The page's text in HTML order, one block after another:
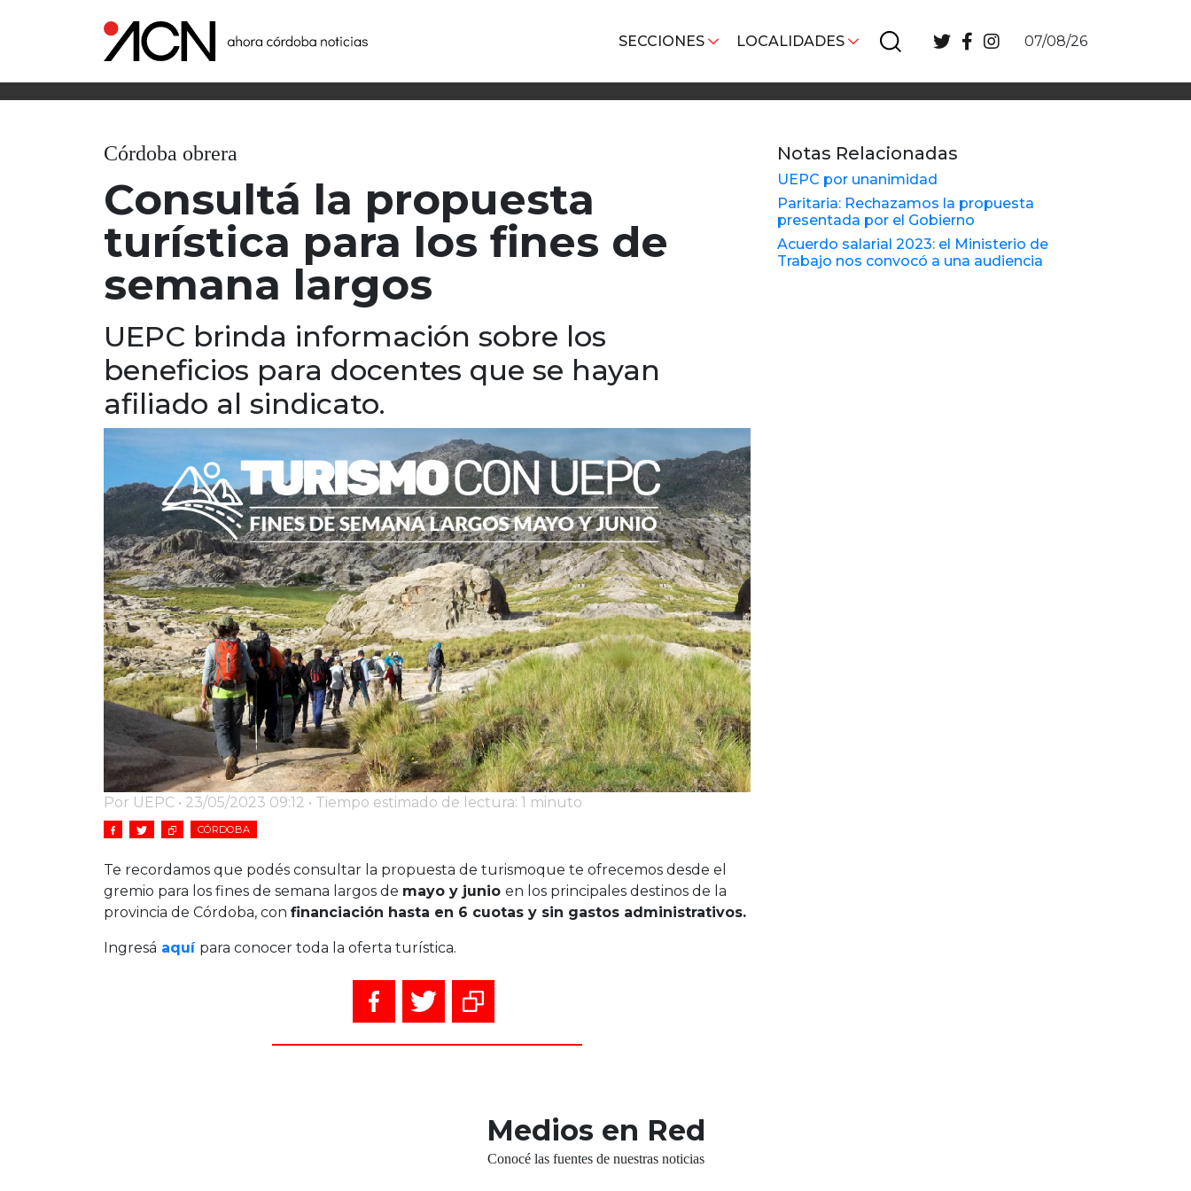
SECCIONES LOCALIDADES 07/08/26
Córdoba obrera
Consultá la propuesta
turística para los fines de
semana largos
UEPC brinda información sobre los
beneficios para docentes que se hayan
afiliado al sindicato.
Por UEPC • 23/05/2023 09:12 • Tiempo estimado de lectura: 1 minuto
CÓRDOBA
Te recordamos que podés consultar la propuesta de turismoque te ofrecemos desde el
gremio para los fines de semana largos de mayo y junio en los principales destinos de la
provincia de Córdoba, con financiación hasta en 6 cuotas y sin gastos administrativos.
Ingresá aquí para conocer toda la oferta turística.
Notas Relacionadas
UEPC por unanimidad
Paritaria: Rechazamos la propuesta
presentada por el Gobierno
Acuerdo salarial 2023: el Ministerio de
Trabajo nos convocó a una audiencia
Medios en Red
Conocé las fuentes de nuestras noticias